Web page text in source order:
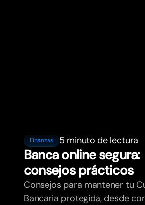
Finanzas 5 minuto de lectura
Banca online segura:
consejos prácticos
Consejos para mantener tu
Bancaria protegida, desde